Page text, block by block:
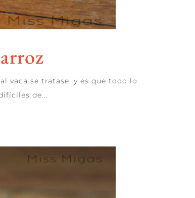
vaca se tratase, y es que todo lo
de...